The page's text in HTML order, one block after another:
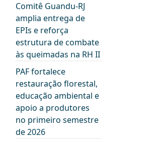
Comitê Guandu-RJ
amplia entrega de
EPIs e reforça
estrutura de combate
às queimadas na RH II
PAF fortalece
restauração florestal,
educação ambiental e
apoio a produtores
no primeiro semestre
de 2026